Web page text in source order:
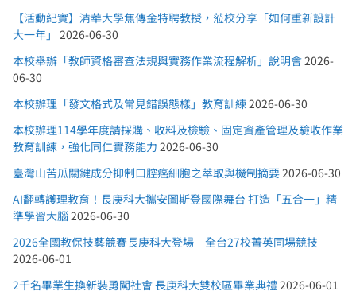
【活動紀實】清華大學焦傳金特聘教授，蒞校分享「如何重新設計
大一年」 2026-06-30
本校舉辦「教師資格審查法規與實務作業流程解析」說明會2026-
06-30
本校辦理「發文格式及常見錯誤態樣」教育訓練2026-06-30
本校辦理114學年度請採購、收料及檢驗、固定資產管理及驗收作業
教育訓練，強化同仁實務能力 2026-06-30
臺灣山苦瓜關鍵成分抑制口腔癌細胞之萃取與機制摘要2026-06-30
AI翻轉護理教育！長庚科大攜安圖斯登國際舞台 打造「五合一」精
準學習大腦 2026-06-30
2026全國教保技藝競賽長庚科大登場 全台27校菁英同場競技
2026-06-01
2千名畢業生換新裝勇闖社會 長庚科大雙校區畢業典禮2026-06-01